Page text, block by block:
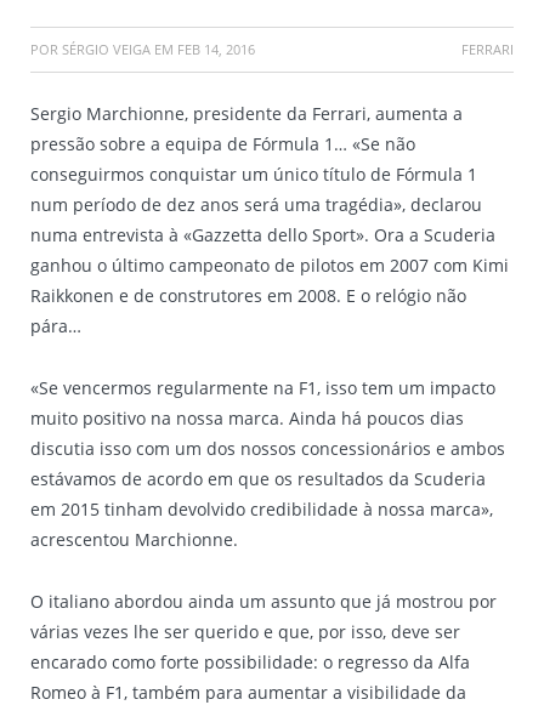
POR SÉRGIO VEIGA EM FEB 14, 2016 FERRARI
Sergio Marchionne, presidente da Ferrari, aumenta a
pressão sobre a equipa de Fórmula 1… «Se não
conseguirmos conquistar um único título de Fórmula 1
num período de dez anos será uma tragédia», declarou
numa entrevista à «Gazzetta dello Sport». Ora a Scuderia
ganhou o último campeonato de pilotos em 2007 com Kimi
Raikkonen e de construtores em 2008. E o relógio não
pára…
«Se vencermos regularmente na F1, isso tem um impacto
muito positivo na nossa marca. Ainda há poucos dias
discutia isso com um dos nossos concessionários e ambos
estávamos de acordo em que os resultados da Scuderia
em 2015 tinham devolvido credibilidade à nossa marca»,
acrescentou Marchionne.
O italiano abordou ainda um assunto que já mostrou por
várias vezes lhe ser querido e que, por isso, deve ser
encarado como forte possibilidade: o regresso da Alfa
Romeo à F1, também para aumentar a visibilidade da